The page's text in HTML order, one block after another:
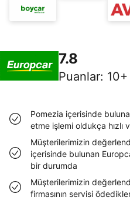
7.8
Puanlar: 10+
Pomezia içerisinde
etme işlemi oldukça hızlı
Müşterilerimizin
içerisinde bulunan
bir durumda
Müşterilerimizin
firmasının servisi